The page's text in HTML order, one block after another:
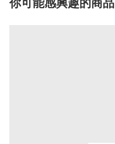
你可能感興趣的商品